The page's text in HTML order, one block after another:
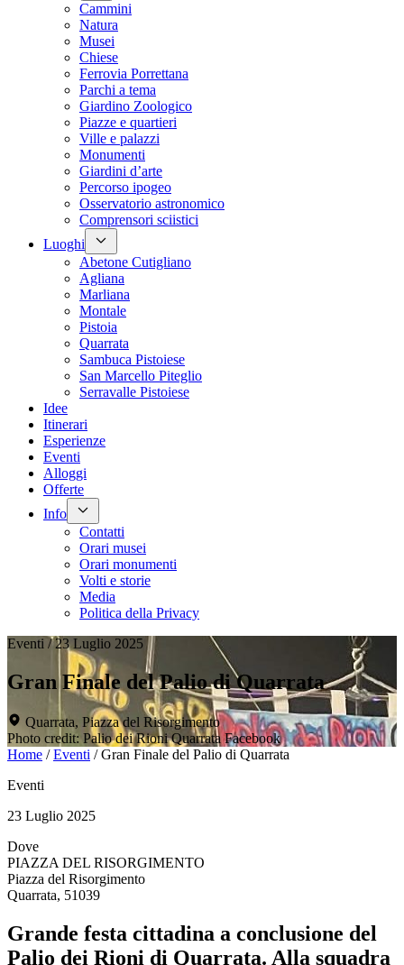
Cammini
Natura
Musei
Chiese
Ferrovia Porrettana
Parchi a tema
Giardino Zoologico
Piazze e quartieri
Ville e palazzi
Monumenti
Giardini d’arte
Percorso ipogeo
Osservatorio astronomico
Comprensori sciistici
Luoghi
Abetone Cutigliano
Agliana
Marliana
Montale
Pistoia
Quarrata
Sambuca Pistoiese
San Marcello Piteglio
Serravalle Pistoiese
Idee
Itinerari
Esperienze
Eventi
Alloggi
Offerte
Info
Contatti
Orari musei
Orari monumenti
Volti e storie
Media
Politica della Privacy
Eventi / 23 Luglio 2025
Gran Finale del Palio di Quarrata
Quarrata, Piazza del Risorgimento
Photo credit: Palio dei Rioni Quarrata Facebook
Home /Eventi /Gran Finale del Palio di Quarrata
Eventi
23 Luglio 2025
Dove
PIAZZA DEL RISORGIMENTO
Piazza del Risorgimento
Quarrata, 51039
Grande festa cittadina a conclusione del
Palio dei Rioni di Quarrata. Alla squadra